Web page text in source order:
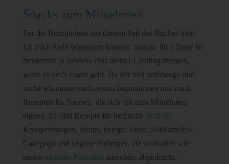
Snacks zum Mitnehmen
Für die Rezeptideen aus diesem Teil des Buches habe
ich mich mehr begeistern können. Snacks für’s Baby ist
momentan ja sowieso eins meiner Lieblingsthemen,
wenn es um’s Essen geht. Da wir viel unterwegs sind,
suche ich immer nach neuen Inspirationen und nach
Rezepten für Speisen, die sich gut zum Mitnehmen
eignen. Es sind Rezepte für herzhafte Waffeln,
Knusperstangen, Wraps, belegte Brote, Süßkartoffel-
Cakepops und vegane Poffertjes, die so ähnlich wie
meine veganen Pancakes aussehen, abgedruckt.